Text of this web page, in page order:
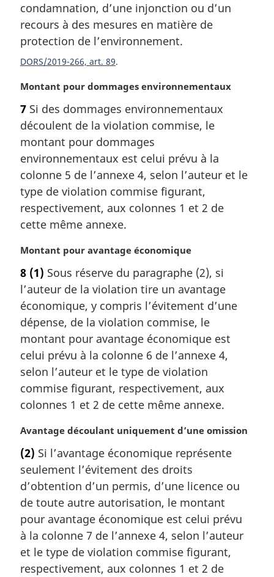
r
g
i
n
a
l
:
condamnation, d’une injonction ou d’un
recours à des mesures en matière de
protection de l’environnement.
DORS/2019-266, art. 89
N
t
e
m
a
g
i
n
a
e
Montant pour dommages environnementaux
7 Si des dommages environnementaux
découlent de la violation commise, le
montant pour dommages
environnementaux est celui prévu à la
colonne 5 de l’annexe 4, selon l’auteur et le
type de violation commise figurant,
respectivement, aux colonnes 1 et 2 de
cette même annexe.
N
t
e
m
a
g
i
n
a
e
:
Montant pour avantage économique
8 (1) Sous réserve du paragraphe (2), si
l’auteur de la violation tire un avantage
économique, y compris l’évitement d’une
dépense, de la violation commise, le
montant pour avantage économique est
celui prévu à la colonne 6 de l’annexe 4,
selon l’auteur et le type de violation
commise figurant, respectivement, aux
colonnes 1 et 2 de cette même annexe.
N
t
e
m
a
g
i
n
a
Avantage découlant uniquement d’une omission
(2) Si l’avantage économique représente
seulement l’évitement des droits
d’obtention d’un permis, d’une licence ou
de toute autre autorisation, le montant
pour avantage économique est celui prévu
à la colonne 7 de l’annexe 4, selon l’auteur
et le type de violation commise figurant,
respectivement, aux colonnes 1 et 2 de